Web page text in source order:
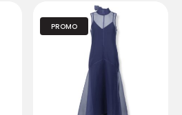
PROMO